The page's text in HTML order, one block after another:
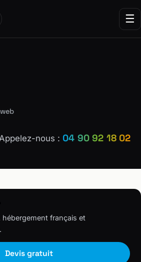
☰
nous : 04 90 92 18 02
français et
Devis gratuit